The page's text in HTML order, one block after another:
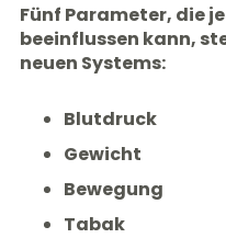
Fünf Parameter, die
beeinflussen kann,
neuen Systems:
Blutdruck
Gewicht
Bewegung
Tabak